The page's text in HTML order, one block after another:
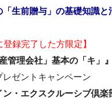
「生前贈与」の基礎知識と
登録完了した方限定】
管理会社」基本の「キ」』
ゼントキャンペーン
・エクスクルーシブ倶楽